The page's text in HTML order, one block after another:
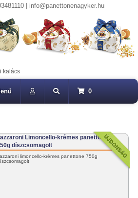
| info@panettonenagyker.hu
kalács
0
Limoncello-krémes panettone
díszcsomagolt
limoncello-krémes panettone 750g